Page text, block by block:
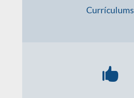
Currículums
